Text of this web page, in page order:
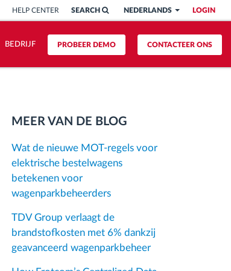
LOGIN
NEDERLANDS
SEARCH
HELP CENTER
CONTACTEER ONS
PROBEER DEMO
BEDRIJF
MEER VAN DE BLOG
Wat de nieuwe MOT-regels voor
elektrische bestelwagens
betekenen voor
wagenparkbeheerders
TDV Group verlaagt de
brandstofkosten met 6% dankzij
geavanceerd wagenparkbeheer